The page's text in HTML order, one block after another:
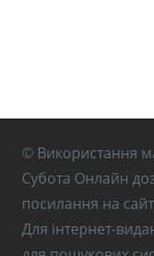
© Використання
Субота Онлайн
посилання на
Для інтернет-